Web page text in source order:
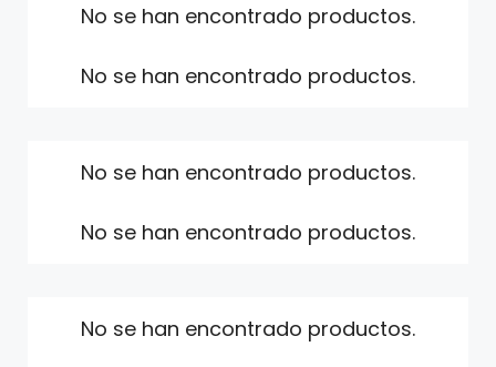
No se han encontrado productos.
No se han encontrado productos.
No se han encontrado productos.
No se han encontrado productos.
No se han encontrado productos.